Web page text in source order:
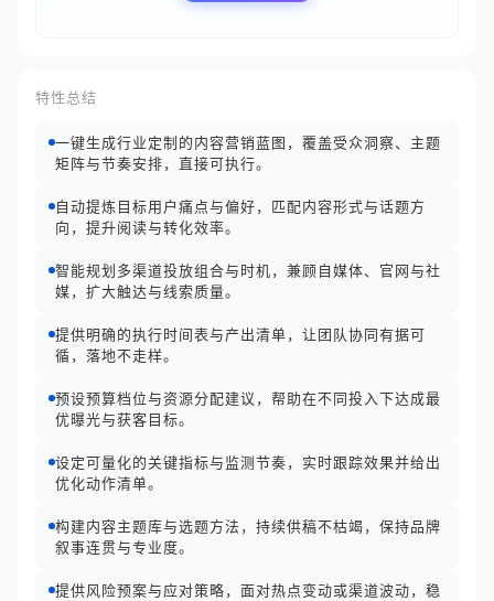
特性总结
一键生成行业定制的内容营销蓝图，覆盖受众洞察、主题
矩阵与节奏安排，直接可执行。
自动提炼目标用户痛点与偏好，匹配内容形式与话题方
向，提升阅读与转化效率。
智能规划多渠道投放组合与时机，兼顾自媒体、官网与社
媒，扩大触达与线索质量。
提供明确的执行时间表与产出清单，让团队协同有据可
循，落地不走样。
预设预算档位与资源分配建议，帮助在不同投入下达成最
优曝光与获客目标。
设定可量化的关键指标与监测节奏，实时跟踪效果并给出
优化动作清单。
构建内容主题库与选题方法，持续供稿不枯竭，保持品牌
叙事连贯与专业度。
提供风险预案与应对策略，面对热点变动或渠道波动，稳